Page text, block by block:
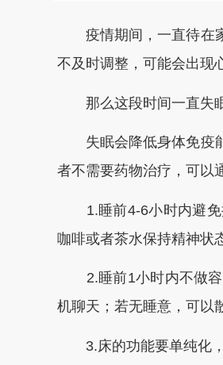
疫情期间，一直待在家
不及时调整，可能会出现
那么这段时间一直失眠
失眠会降低身体免疫能
者不需要药物治疗，可以
1.睡前4-6小时内避免
咖啡或者茶水保持精神状
2.睡前1小时内不做容
机聊天；若无睡意，可以
3.床的功能要单纯化，